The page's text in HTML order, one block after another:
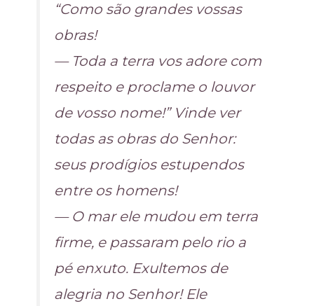
“Como são grandes vossas
obras!
— Toda a terra vos adore com
respeito e proclame o louvor
de vosso nome!” Vinde ver
todas as obras do Senhor:
seus prodígios estupendos
entre os homens!
— O mar ele mudou em terra
firme, e passaram pelo rio a
pé enxuto. Exultemos de
alegria no Senhor! Ele